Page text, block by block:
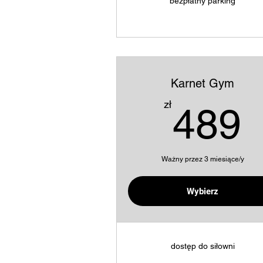
Karnet Gym
zł489
Ważny przez 3 miesiące/y
Kup teraz
dostęp do siłowni
Wybierz